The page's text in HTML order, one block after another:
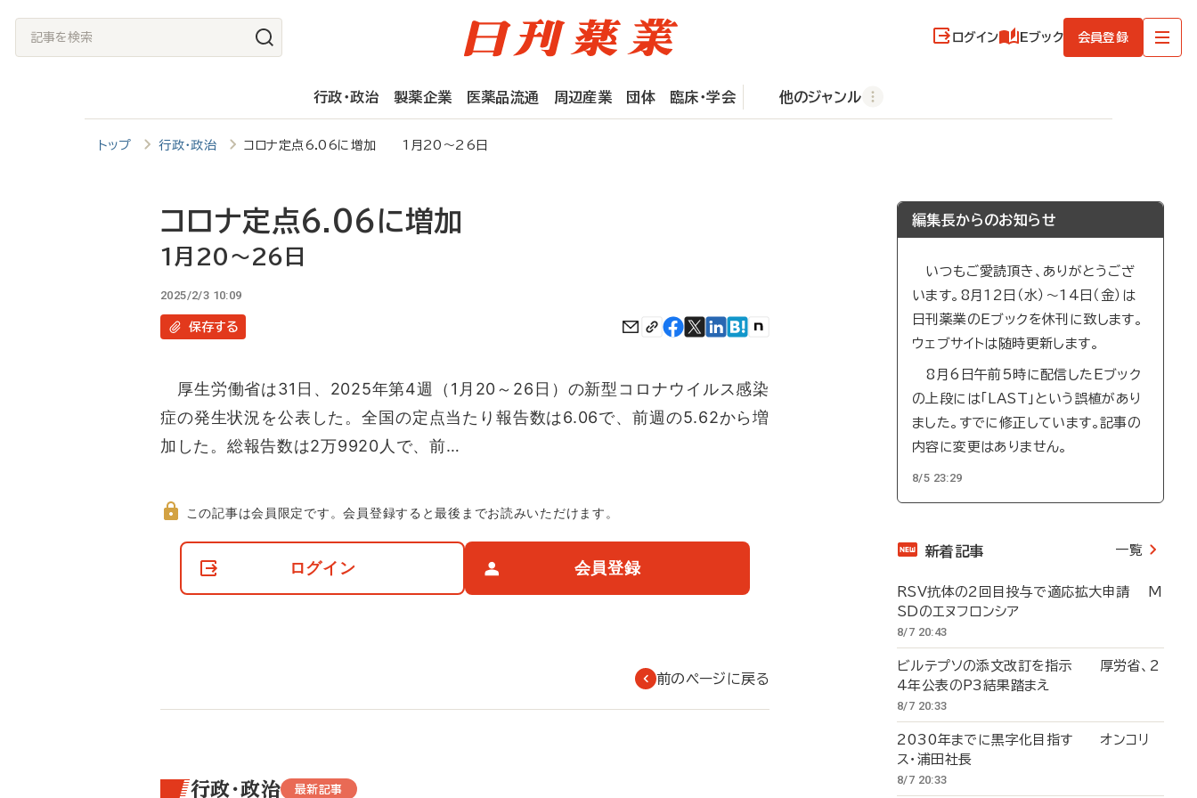
記
事
ログイン Eブック 会員登録
行政・政治 製薬企業 医薬品流通 周辺産業 団体 臨床・学会 他のジャンル
トップ 行政・政治 コロナ定点6.06に増加 1月20～26日
コロナ定点6.06に増加
1月20～26日
2025/2/3 10:09
保存する
厚生労働省は31日、2025年第4週（1月20～26日）の新型コロナウイルス感染
症の発生状況を公表した。全国の定点当たり報告数は6.06で、前週の5.62から増
加した。総報告数は2万9920人で、前…
て
この記事は会員限定です。会員登録すると最後までお読みいただけます。
ログイン 会員登録
前のページに戻る
行政・政治 最新記事
編集長からのお知らせ
いつもご愛読頂き、ありがとうござ
います。8月12日（水）～14日（金）は
日刊薬業のEブックを休刊に致します。
ウェブサイトは随時更新します。
8月6日午前5時に配信したEブック
の上段には「LAST」という誤植があり
ました。すでに修正しています。記事の
内容に変更はありません。
8/5 23:29
新着記事 一覧
RSV抗体の2回目投与で適応拡大申請 M
SDのエヌフロンシア
8/7 20:43
ビルテプソの添文改訂を指示 厚労省、2
4年公表のP3結果踏まえ
8/7 20:33
2030年までに黒字化目指す オンコリ
ス・浦田社長
8/7 20:33